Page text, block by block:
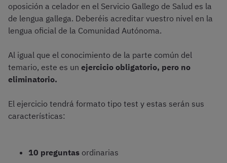
oposición a celador en el Servicio Gallego de Salud es la
de lengua gallega. Deberéis acreditar vuestro nivel en la
lengua oficial de la Comunidad Autónoma.
Al igual que el conocimiento de la parte común del
temario, este es un ejercicio obligatorio, pero no
eliminatorio.
El ejercicio tendrá formato tipo test y estas serán sus
características:
10 preguntas ordinarias